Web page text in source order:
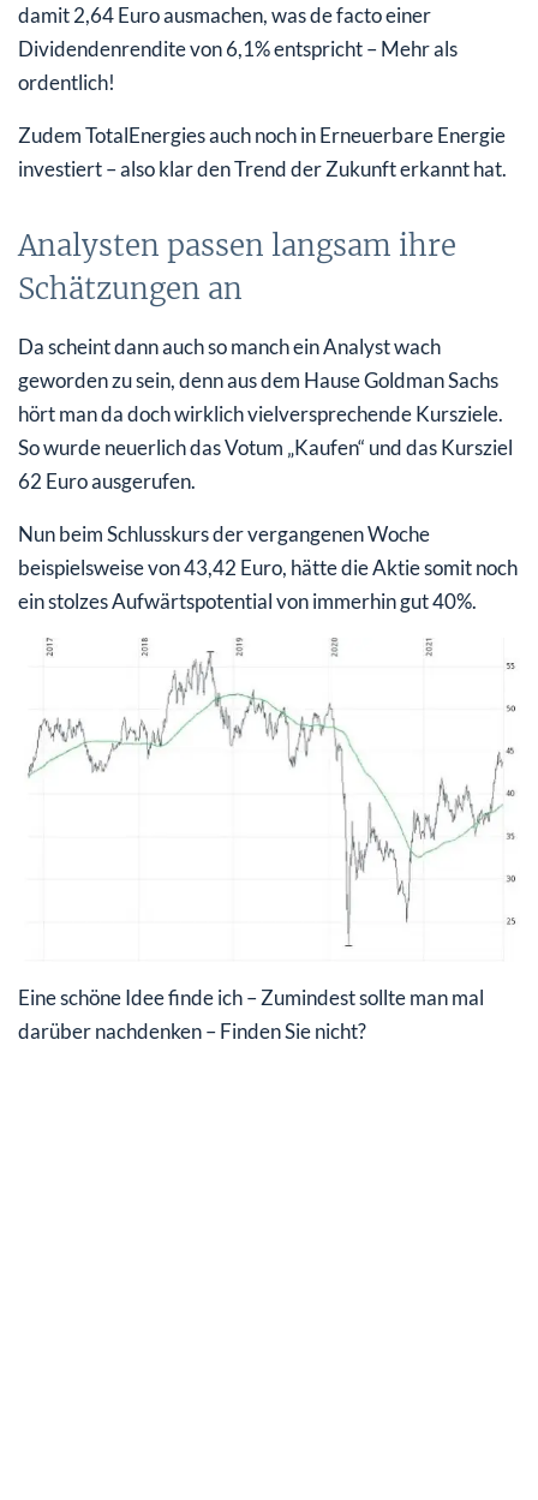
damit 2,64 Euro ausmachen, was de facto einer
Dividendenrendite von 6,1% entspricht – Mehr als
ordentlich!
Zudem TotalEnergies auch noch in Erneuerbare Energie
investiert – also klar den Trend der Zukunft erkannt hat.
Analysten passen langsam ihre
Schätzungen an
Da scheint dann auch so manch ein Analyst wach
geworden zu sein, denn aus dem Hause Goldman Sachs
hört man da doch wirklich vielversprechende Kursziele.
So wurde neuerlich das Votum „Kaufen“ und das Kursziel
62 Euro ausgerufen.
Nun beim Schlusskurs der vergangenen Woche
beispielsweise von 43,42 Euro, hätte die Aktie somit noch
ein stolzes Aufwärtspotential von immerhin gut 40%.
Eine schöne Idee finde ich – Zumindest sollte man mal
darüber nachdenken – Finden Sie nicht?